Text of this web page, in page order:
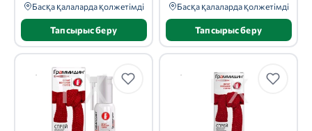
Басқа қалаларда қолжетімді
Тапсырыс беру
Басқа қалаларда қолжетімді
Тапсырыс беру